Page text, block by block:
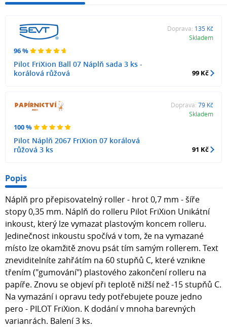
96 %
Pilot FriXion Ball 07 Náplň sada 3 ks -
korálová růžová
Doprava: 135 Kč
Skladem
99 Kč
100 %
Pilot Náplň 2067 FriXion 07 korálová
růžová 3 ks
Doprava: 79 Kč
Skladem
91 Kč
Popis
Náplň pro přepisovatelný roller - hrot 0,7 mm - šíře
stopy 0,35 mm. Náplň do rolleru Pilot FriXion Unikátní
inkoust, který lze vymazat plastovým koncem rolleru.
Jedinečnost inkoustu spočívá v tom, že na vymazané
místo lze okamžitě znovu psát tím samým rollerem. Text
zneviditelníte zahřátím na 60 stupňů C, které vznikne
třením ("gumování") plastového zakončení rolleru na
papíře. Znovu se objeví při teplotě nižší než -15 stupňů C.
Na vymazání i opravu tedy potřebujete pouze jedno
pero - PILOT FriXion. K dodání v mnoha barevných
varianrách. Balení 3 ks.